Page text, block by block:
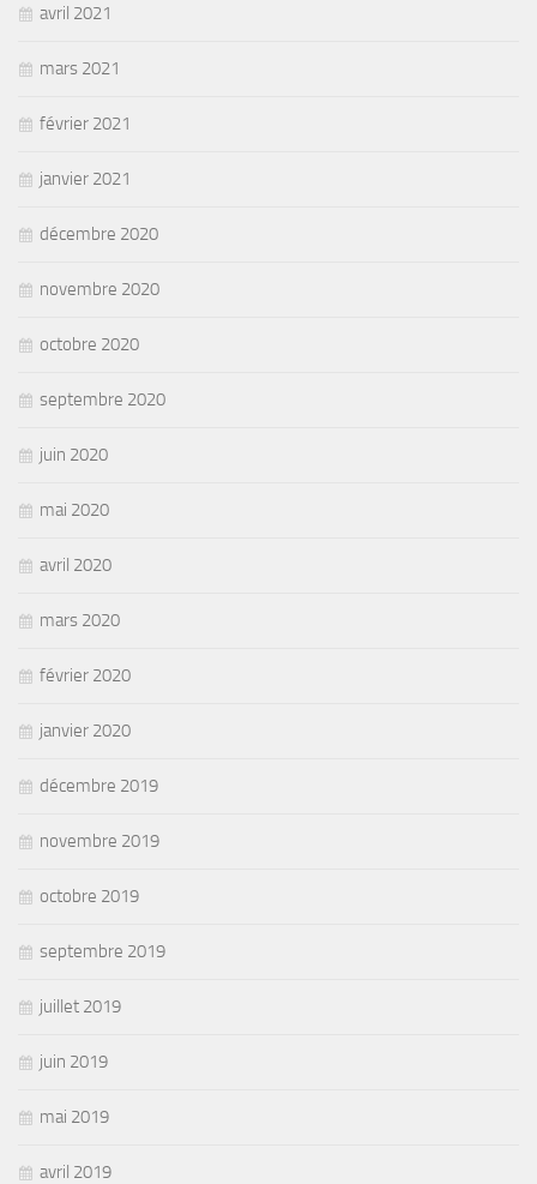
avril 2021
mars 2021
février 2021
janvier 2021
décembre 2020
novembre 2020
octobre 2020
septembre 2020
juin 2020
mai 2020
avril 2020
mars 2020
février 2020
janvier 2020
décembre 2019
novembre 2019
octobre 2019
septembre 2019
juillet 2019
juin 2019
mai 2019
avril 2019